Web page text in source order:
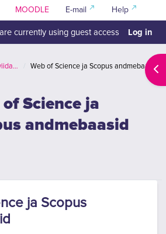
MOODLE E-mail Help
currently using guest access Log in
Kuidas leida kirjandust ja viidata
of Science ja
andmebaasid
ja Scopus